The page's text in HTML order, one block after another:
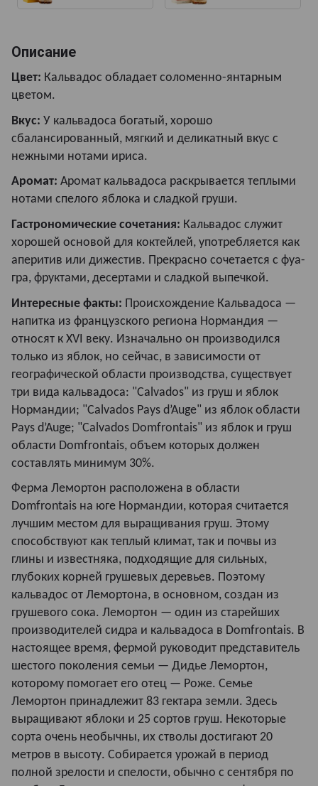
Описание
Цвет: Кальвадос обладает соломенно-янтарным
цветом.
Вкус: У кальвадоса богатый, хорошо
сбалансированный, мягкий и деликатный вкус с
нежными нотами ириса.
Аромат: Аромат кальвадоса раскрывается теплыми
нотами спелого яблока и сладкой груши.
Гастрономические сочетания: Кальвадос служит
хорошей основой для коктейлей, употребляется как
аперитив или дижестив. Прекрасно сочетается с фуа-
гра, фруктами, десертами и сладкой выпечкой.
Интересные факты: Происхождение Кальвадоса —
напитка из французского региона Нормандия —
относят к XVI веку. Изначально он производился
только из яблок, но сейчас, в зависимости от
географической области производства, существует
три вида кальвадоса: "Calvados" из груш и яблок
Нормандии; "Calvados Pays d’Auge" из яблок области
Pays d’Auge; "Calvados Domfrontais" из яблок и груш
области Domfrontais, объем которых должен
составлять минимум 30%.
Ферма Лемортон расположена в области
Domfrontais на юге Нормандии, которая считается
лучшим местом для выращивания груш. Этому
способствуют как теплый климат, так и почвы из
глины и известняка, подходящие для сильных,
глубоких корней грушевых деревьев. Поэтому
кальвадос от Лемортона, в основном, создан из
грушевого сока. Лемортон — один из старейших
производителей сидра и кальвадоса в Domfrontais. В
настоящее время, фермой руководит представитель
шестого поколения семьи — Дидье Лемортон,
которому помогает его отец — Роже. Семье
Лемортон принадлежит 83 гектара земли. Здесь
выращивают яблоки и 25 сортов груш. Некоторые
сорта очень необычны, их стволы достигают 20
метров в высоту. Собирается урожай в период
полной зрелости и спелости, обычно с сентября по